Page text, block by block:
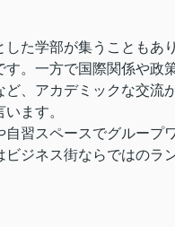
た学部が集うこともあ
。一方で国際関係や政
、アカデミックな交流
ます。
習スペースでグループ
ジネス街ならではのラ